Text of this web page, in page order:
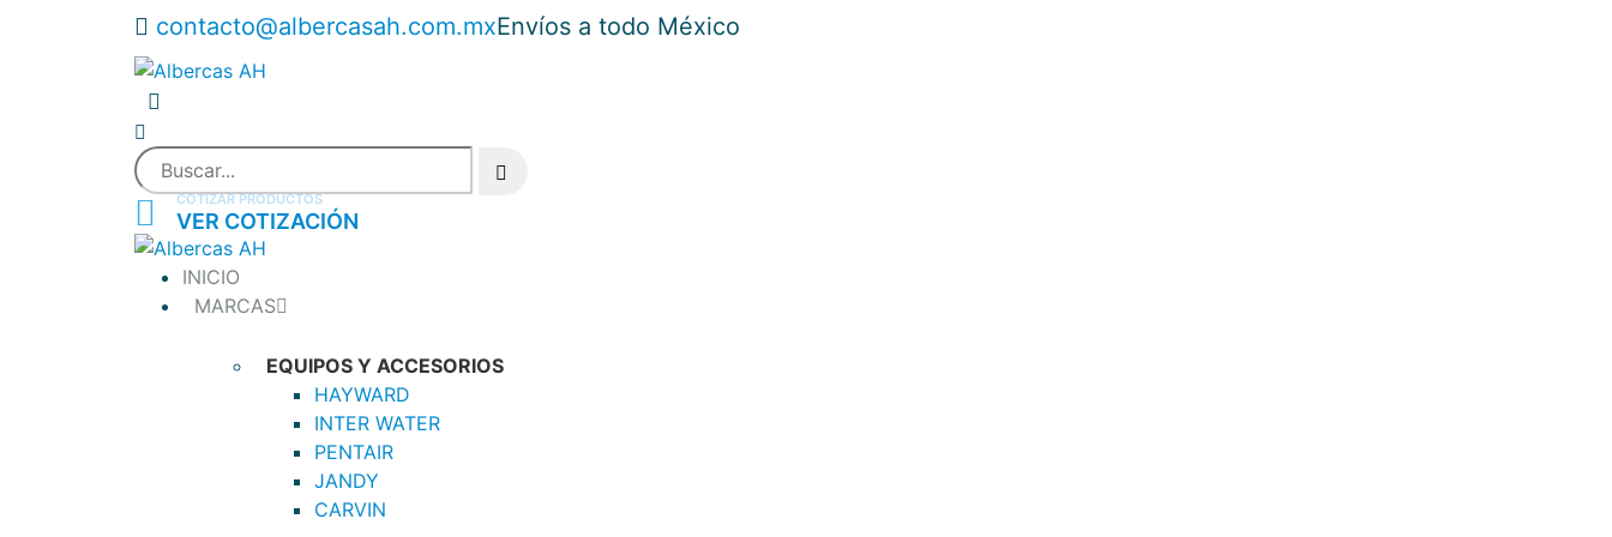
contacto@albercasah.com.mxEnvíos a todo México
COTIZAR PRODUCTOS
VER COTIZACIÓN
INICIO
MARCAS
EQUIPOS Y ACCESORIOS
HAYWARD
INTER WATER
PENTAIR
JANDY
CARVIN